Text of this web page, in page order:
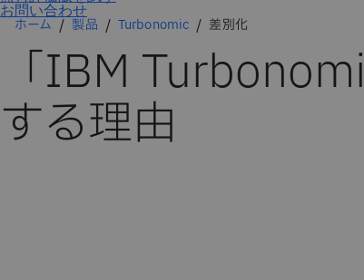
お問い合わせ
ホーム 製品 Turbonomic 差別化
「IBM
する理由